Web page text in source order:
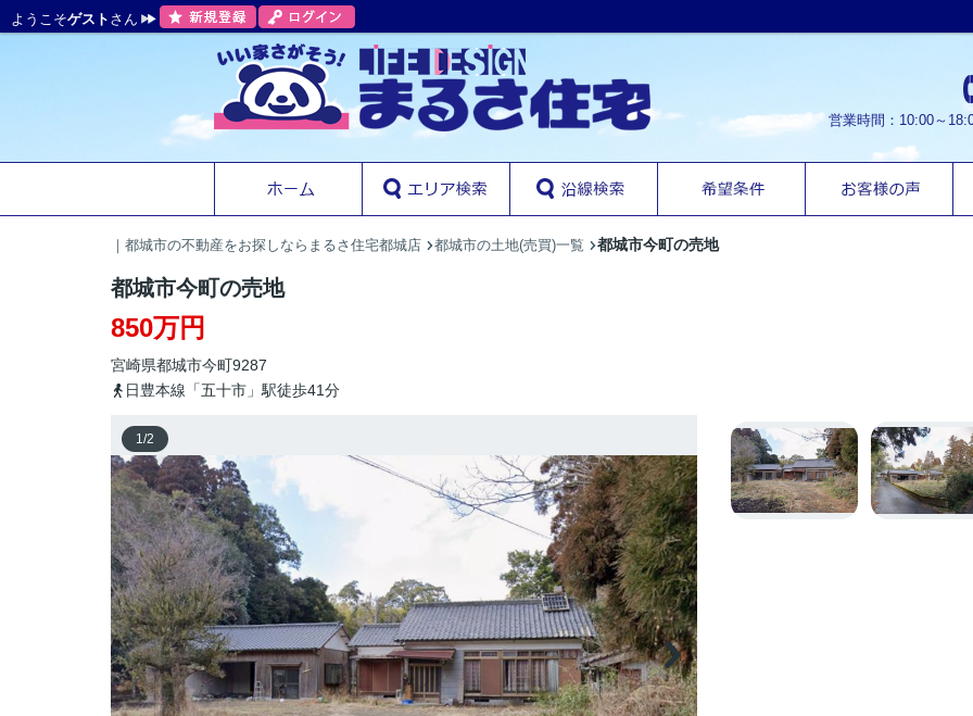
ようこそゲスト さん
営業時間：10:00～
｜都城市の不動産をお探しならまるさ住宅都城店 都城市の土地(売買)一覧 都城市今町の売地
都城市今町の売地
850万円
宮崎県都城市今町9287
日豊本線「五十市」駅徒歩41分
1/2